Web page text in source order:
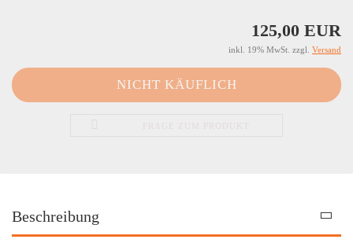
125,00 EUR
inkl. 19% MwSt. zzgl. Versand
Beschreibung